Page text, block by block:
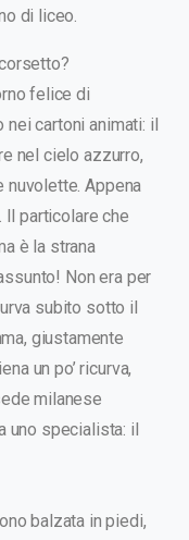
di liceo.
felice di
cartoni animati: il
nel cielo azzurro,
nuvolette. Appena
Il particolare che
è la strana
Non era per
subito sotto il
giustamente
un po’ ricurva,
milanese
uno specialista: il
balzata in piedi,